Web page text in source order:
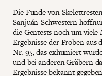
Die Funde von
Sanjuán-Schwestern
die Gentests noch um
Ergebnisse der Proben aus
Nr. 95, das exhumiert
und bei anderen Gräbern
Ergebnisse bekannt